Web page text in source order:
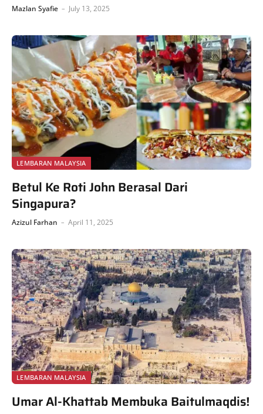
Mazlan Syafie July 13, 2025
LEMBARAN MALAYSIA
Betul Ke Roti John Berasal Dari
Singapura?
Azizul Farhan April 11, 2025
LEMBARAN MALAYSIA
Umar Al-Khattab Membuka Baitulmaqdis!